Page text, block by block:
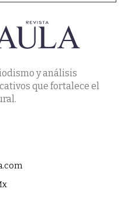
y análisis
que fortalece el